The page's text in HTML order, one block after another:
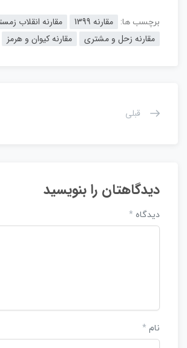
برچسب ها: مقارنه 1399
مقارنه انقلاب
مقارنه زحل و مشتری
مقارنه کیوان و هرمز
قبلی
دیدگاهتان را بنویسید
دیدگاه *
نام *